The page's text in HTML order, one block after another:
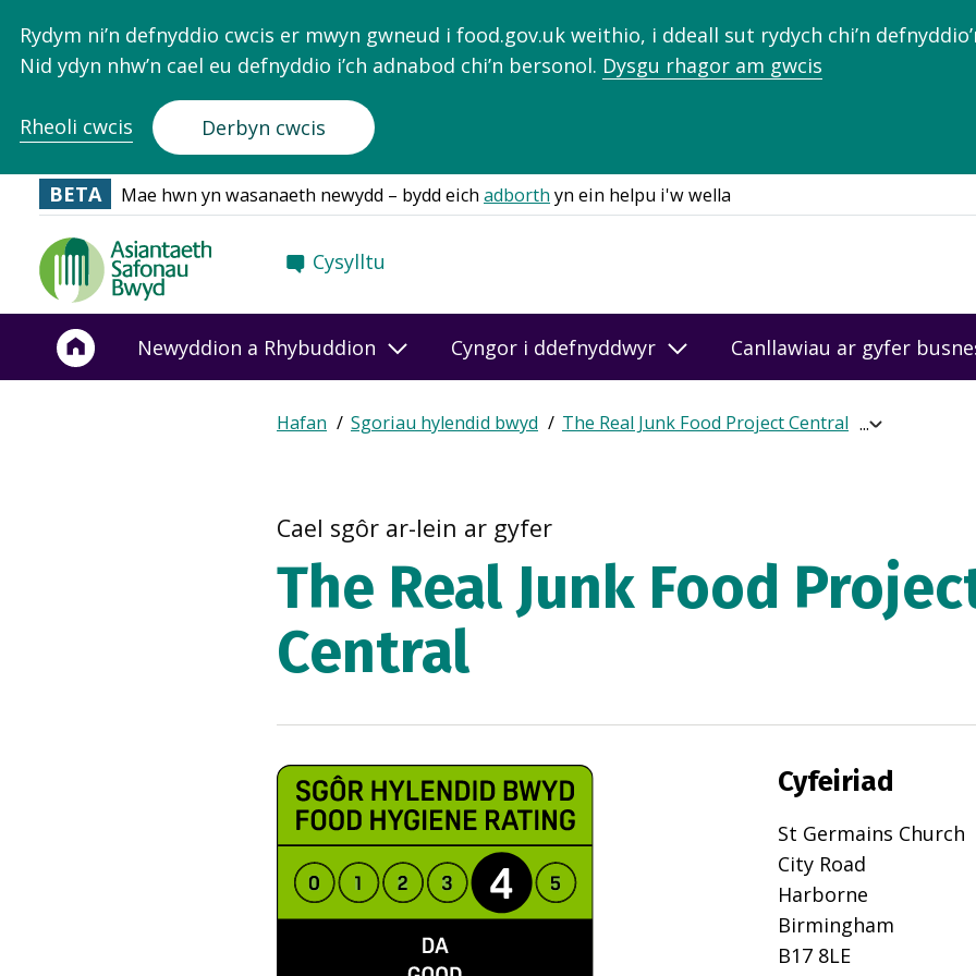
Rydym ni’n defnyddio cwcis er mwyn gwneud i food.gov.uk weithio, i ddeall sut rydych chi’n
Nid ydyn nhw’n cael eu defnyddio i’ch adnabod chi’n bersonol. Dysgu rhagor am gwcis
Rheoli cwcis Derbyn cwcis
BETA Mae hwn yn wasanaeth newydd – bydd eich adborth yn ein helpu i'w wella
Food
Standards
Agency
Frontpage
Cysylltu
Newyddion a Rhybuddion Cyngor i ddefnyddwyr Canllawiau ar gyfer
Breadcrumb
Expand
Hafan Sgoriau hylendid bwyd The Real Junk Food Project Central Cael sgôr
Cael sgôr ar-lein ar gyfer
The Real Junk Food
Central
Cyfeiriad
St Germains Church
City Road
Harborne
Birmingham
B17 8LE